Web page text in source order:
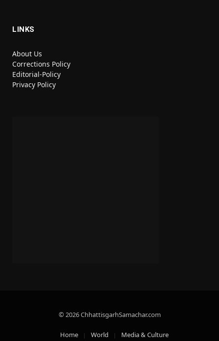
LINKS
About Us
Corrections Policy
Editorial-Policy
Privacy Policy
© 2026 ChhattisgarhSamachar.com
Home World Media & Culture